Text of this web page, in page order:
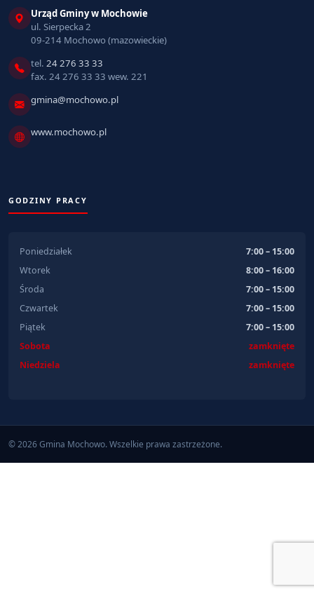
Urząd Gminy w Mochowie
ul. Sierpecka 2
09-214 Mochowo (mazowieckie)
tel. 24 276 33 33
fax. 24 276 33 33 wew. 221
gmina@mochowo.pl
www.mochowo.pl
GODZINY PRACY
Poniedziałek
7:00 – 15:00
Wtorek
8:00 – 16:00
Środa
7:00 – 15:00
Czwartek
7:00 – 15:00
Piątek
7:00 – 15:00
Sobota
zamknięte
Niedziela
zamknięte
© 2026 Gmina Mochowo. Wszelkie prawa zastrzeżone.